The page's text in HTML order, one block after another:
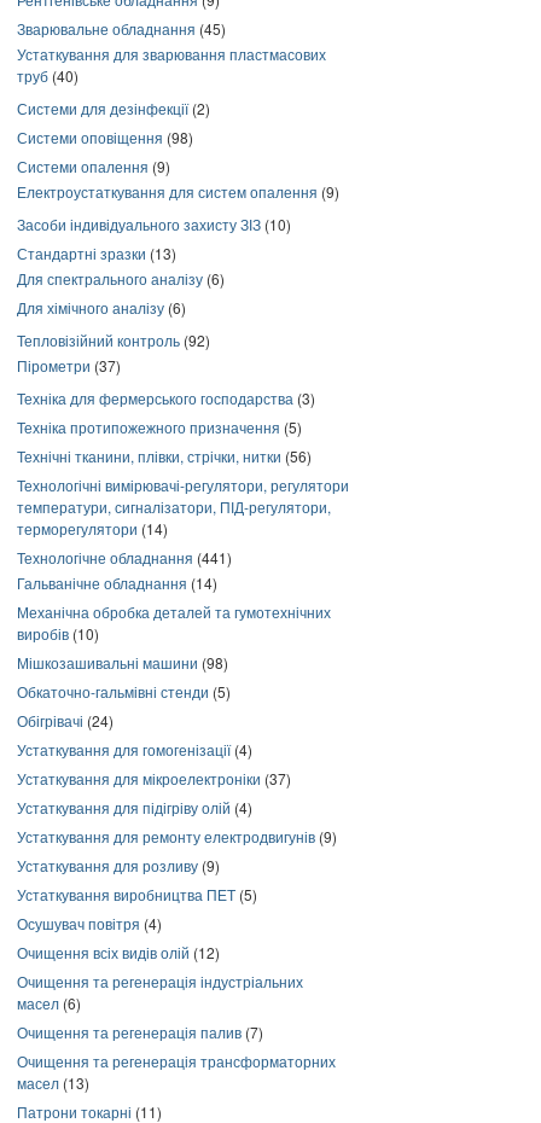
Зварювальне обладнання (45)
Устаткування для зварювання пластмасових
труб (40)
Системи для дезінфекції(2)
Системи оповіщення (98)
Системи опалення (9)
Електроустаткування для систем опалення (9)
Засоби індивідуального захисту ЗІЗ (10)
Стандартні зразки (13)
Для спектрального аналізу (6)
Для хімічного аналізу (6)
Тепловізійний контроль (92)
Пірометри (37)
Техніка для фермерського господарства (3)
Техніка протипожежного призначення (5)
Технічні тканини, плівки, стрічки, нитки (56)
Технологічні вимірювачі-регулятори, регулятори
температури, сигналізатори, ПІД-регулятори,
терморегулятори (14)
Технологічне обладнання (441)
Гальванічне обладнання (14)
Механічна обробка деталей та гумотехнічних
виробів (10)
Мішкозашивальні машини (98)
Обкаточно-гальмівні стенди (5)
Обігрівачі (24)
Устаткування для гомогенізації(4)
Устаткування для мікроелектроніки (37)
Устаткування для підігріву олій (4)
Устаткування для ремонту електродвигунів (9)
Устаткування для розливу (9)
Устаткування виробництва ПЕТ (5)
Осушувач повітря (4)
Очищення всіх видів олій (12)
Очищення та регенерація індустріальних
масел (6)
Очищення та регенерація палив (7)
Очищення та регенерація трансформаторних
масел (13)
Патрони токарні (11)